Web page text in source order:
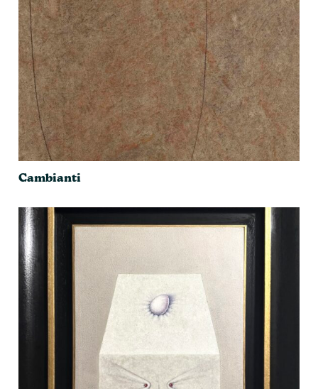
Cambianti